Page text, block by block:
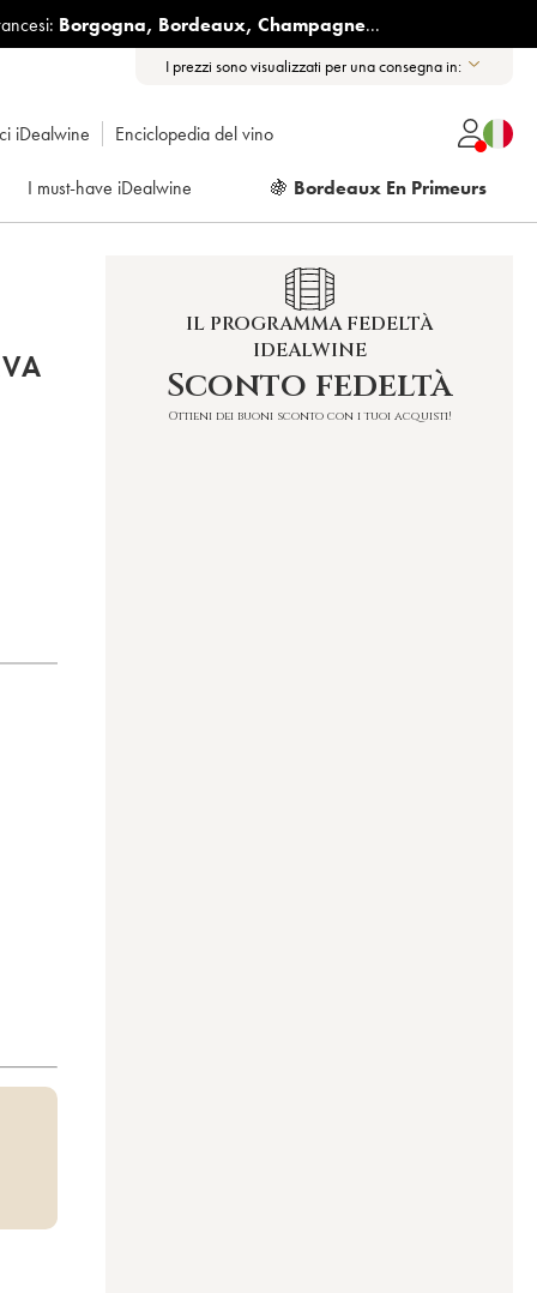
Borgogna, Bordeaux, Champagne...
I prezzi sono visualizzati per una consegna in:
iDealwine Enciclopedia del vino
I must-have iDealwine 🍇 Bordeaux En Primeurs
IL PROGRAMMA FEDELTÀ
IDEALWINE
Sconto fedeltà
Ottieni dei buoni sconto con i tuoi acquisti!